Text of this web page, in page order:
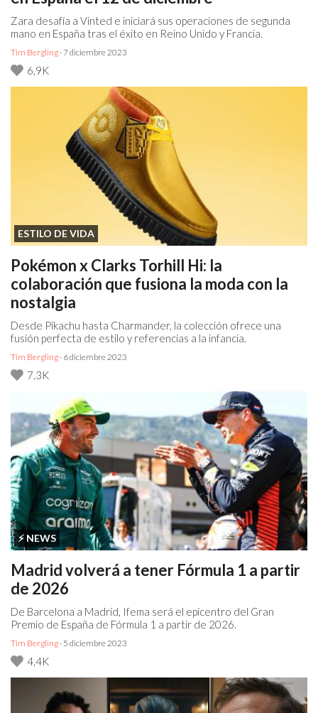
Zara desafía a Vinted e iniciará sus operaciones de segunda
mano en España tras el éxito en Reino Unido y Francia.
Tim Bergling · 7 diciembre 2023
6,9K
ESTILO DE VIDA
Pokémon x Clarks Torhill Hi: la
colaboración que fusiona la moda con la
nostalgia
Desde Pikachu hasta Charmander, la colección ofrece una
fusión perfecta de estilo y referencias a la infancia.
Tim Bergling · 6 diciembre 2023
7,3K
⚡️ NEWS
Madrid volverá a tener Fórmula 1 a partir
de 2026
De Barcelona a Madrid, Ifema será el epicentro del Gran
Premio de España de Fórmula 1 a partir de 2026.
Tim Bergling · 5 diciembre 2023
4,4K